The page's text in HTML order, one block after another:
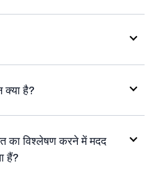
क्या है?
का विश्लेषण करने में मदद
हैं?